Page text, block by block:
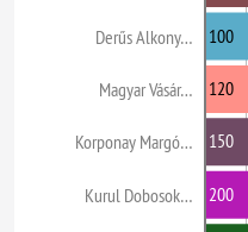
Derűs Alkony…
Magyar Vásár…
Korponay Margó…
Kurul Dobosok…
100
120
150
200